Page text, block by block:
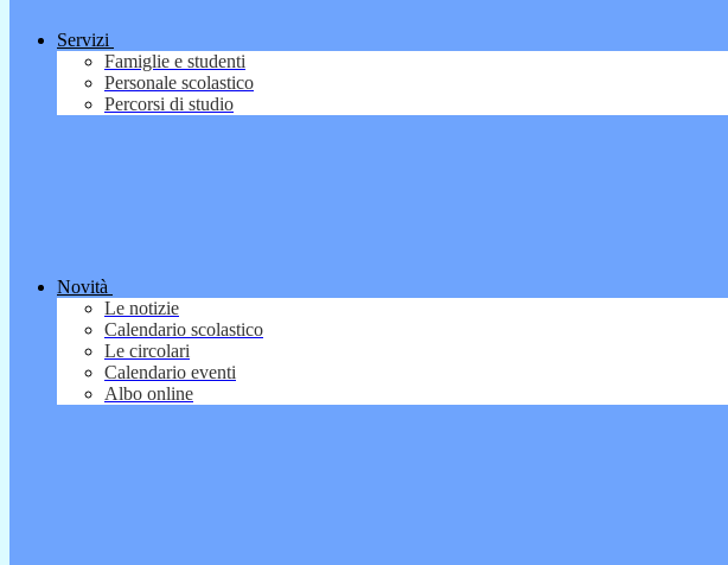
Servizi
Famiglie e studenti
Personale scolastico
Percorsi di studio
Novità
Le notizie
Calendario scolastico
Le circolari
Calendario eventi
Albo online